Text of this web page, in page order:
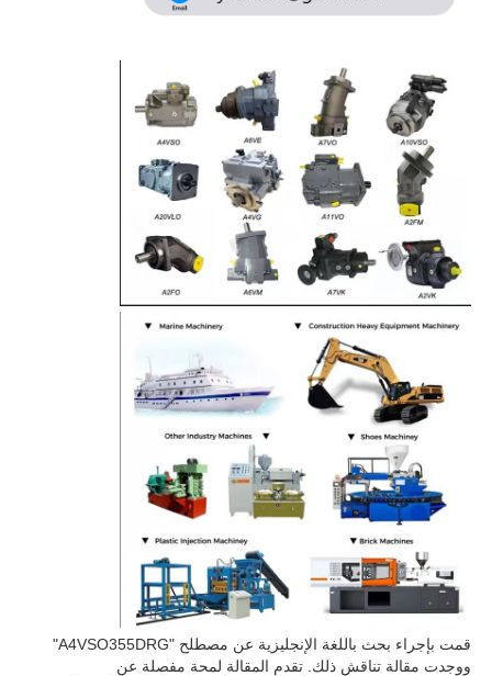
قمت بإجراء بحث باللغة الإنجليزية عن مصطلح "A4VSO355DRG"
ووجدت مقالة تناقش ذلك. تقدم المقالة لمحة مفصلة عن